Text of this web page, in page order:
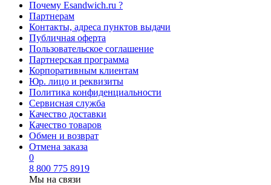
Почему Esandwich.ru ?
Партнерам
Контакты, адреса пунктов выдачи
Публичная оферта
Пользовательское соглашение
Партнерская программа
Корпоративным клиентам
Юр. лицо и реквизиты
Политика конфиденциальности
Сервисная служба
Качество доставки
Качество товаров
Обмен и возврат
Отмена заказа
0
8 800 775 8919
Мы на связи